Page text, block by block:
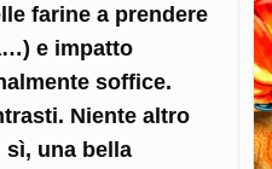
farine a prendere
e impatto
soffice.
Niente altro
sì, una bella